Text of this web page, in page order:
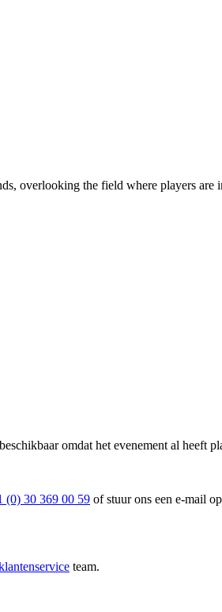
omdat het evenement al heeft
(0) 30 369 00 59 of stuur ons een e-mail op
team.